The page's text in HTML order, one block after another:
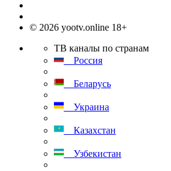
© 2026 yootv.online 18+
ТВ каналы по странам
Россия
Беларусь
Украина
Казахстан
Узбекистан